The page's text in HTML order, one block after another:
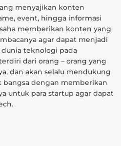
menyajikan konten
event, hingga informasi
memberikan konten yang
agar dapat menjadi
teknologi pada
dari orang – orang yang
dan akan selalu mendukung
bangsa dengan memberikan
untuk para startup agar dapat